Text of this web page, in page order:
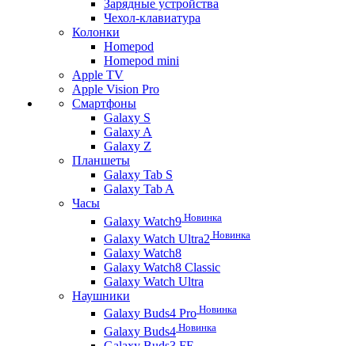
Зарядные устройства
Чехол-клавиатура
Колонки
Homepod
Homepod mini
Apple TV
Apple Vision Pro
Смартфоны
Galaxy S
Galaxy A
Galaxy Z
Планшеты
Galaxy Tab S
Galaxy Tab A
Часы
Galaxy Watch9 Новинка
Galaxy Watch Ultra2 Новинка
Galaxy Watch8
Galaxy Watch8 Classic
Galaxy Watch Ultra
Наушники
Galaxy Buds4 Pro Новинка
Galaxy Buds4 Новинка